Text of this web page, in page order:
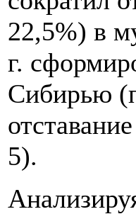
22,5%) в
г.
Сибирью
5).